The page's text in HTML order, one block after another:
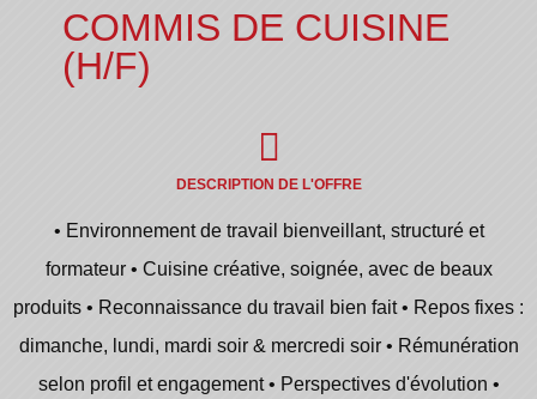
COMMIS DE CUISINE
(H/F)
DESCRIPTION DE L'OFFRE
• Environnement de travail bienveillant, structuré et
formateur • Cuisine créative, soignée, avec de beaux
produits • Reconnaissance du travail bien fait • Repos fixes :
dimanche, lundi, mardi soir & mercredi soir • Rémunération
selon profil et engagement • Perspectives d'évolution •